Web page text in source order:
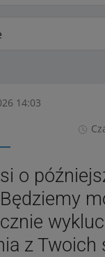
14:03
o
z Twoich